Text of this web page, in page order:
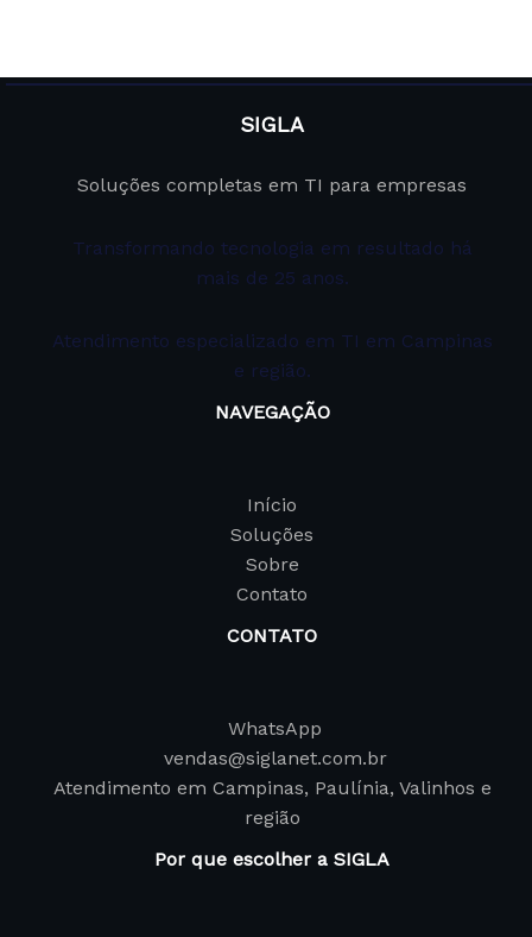
SIGLA
Soluções completas em TI para empresas
Transformando tecnologia em resultado há
mais de 25 anos.
Atendimento especializado em TI em Campinas
e região.
NAVEGAÇÃO
Início
Soluções
Sobre
Contato
CONTATO
WhatsApp
vendas@siglanet.com.br
Atendimento em Campinas, Paulínia, Valinhos e
região
Por que escolher a SIGLA